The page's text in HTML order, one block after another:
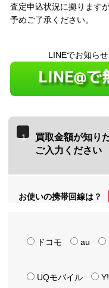
査定申込状況に拠ります
予めご了承ください。
LINEでお知ら
1
買取金額が知り
ご入力ください
お使いの携帯回線は？
ドコモ au
UQモバイル